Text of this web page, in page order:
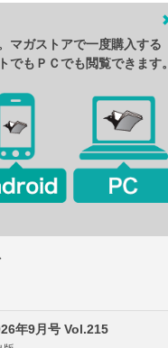
マガストアで一度購入する
でもＰＣでも閲覧できます。
年9月号 Vol.215